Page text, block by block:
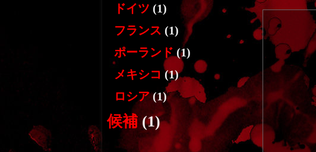
ドイツ (1)
フランス (1)
ポーランド (1)
メキシコ (1)
ロシア(1)
候補(1)